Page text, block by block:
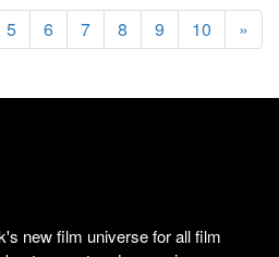
5 6 7 8 9 10 »
new film universe for all film